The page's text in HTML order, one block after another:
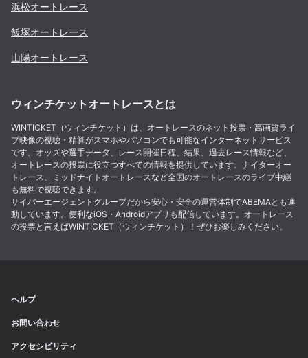
浜松オートレース
飯塚オートレース
山陽オートレース
ウィンチケットオートレースとは
WINTICKET（ウィンチケット）は、オートレースのネット投票・高画質ライ
ブ映像の視聴・精算がスマホやパソコンでも可能なインターネットサービス
です。オッズや選手データ、レース開催日程、結果、過去レース情報など、
オートレースの投票に役立つすべての情報を提供しています。ナイターオー
トレース、ミッドナイトオートレースなど全国のオートレースのライブ中継
も無料で視聴できます。
サイバーエージェントグループだから安心・安全の運営体制でABEMAとも連
動しています。便利なiOS・Androidアプリも配信しています。オートレース
の投票と言えばWINTICKET（ウィンチケット）！ぜひお楽しみください。
ヘルプ
お問い合わせ
アクセシビリティ